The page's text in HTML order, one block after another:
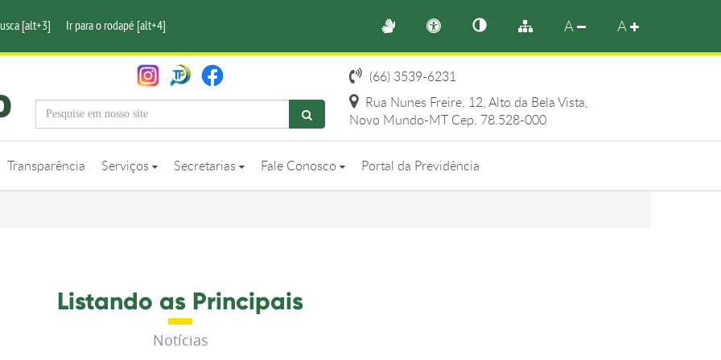
[alt+3] Ir para o rodapé [alt+4] A A
(66) 3539-6231
Rua Nunes Freire, 12, Alto da Bela Vista,
Novo Mundo-MT Cep. 78.528-000
Transparência Serviços Secretarias Fale Conosco Portal da Previdência
Listando as Principais
Notícias